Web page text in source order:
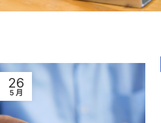
26
5 月